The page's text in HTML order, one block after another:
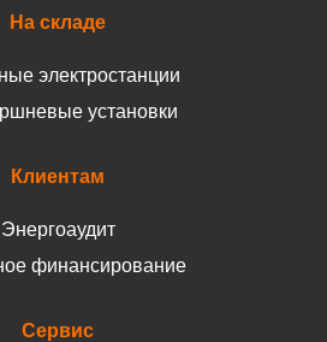
На складе
электростанции
установки
Клиентам
Энергоаудит
финансирование
Сервис